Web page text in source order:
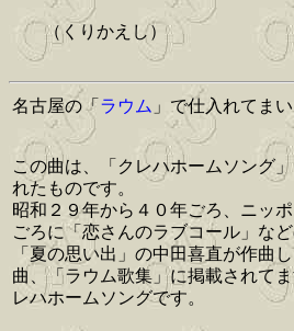
（くりかえし）
名古屋の「 ラウム 」で仕入れてまい
この曲は、「クレハホームソング
れたものです。
昭和２９年から４０年ごろ、ニッ
ごろに「恋さんのラブコール」な
「夏の思い出」の中田喜直が作曲
曲、「ラウム歌集」に掲載されて
レハホームソングです。